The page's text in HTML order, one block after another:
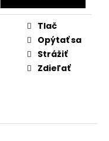
Tlač
Opýtať sa
Strážiť
Zdieľať